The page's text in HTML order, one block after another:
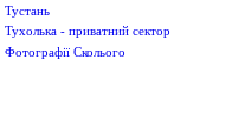
Тустань
Тухолька - приватний сектор
Фотографії Сколього